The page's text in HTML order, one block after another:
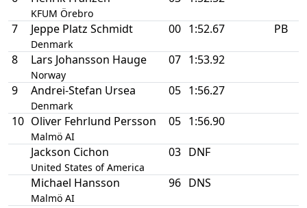
KFUM Örebro
7 Jeppe Platz Schmidt
Denmark
00 1:52.67 PB
8 Lars Johansson Hauge
Norway
07 1:53.92
9 Andrei-Stefan Ursea
Denmark
05 1:56.27
10 Oliver Fehrlund Persson
Malmö AI
05 1:56.90
Jackson Cichon
United States of America
03 DNF
Michael Hansson
Malmö AI
96 DNS